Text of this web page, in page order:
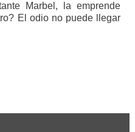
Marbel, la emprende
El odio no puede llegar